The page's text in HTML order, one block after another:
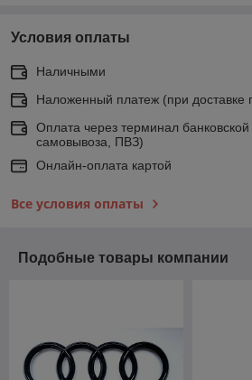
Условия оплаты
Наличными
Наложенный платеж (при доставке
Оплата через терминал банковской
самовывоза, ПВЗ)
Онлайн-оплата картой
Все условия оплаты
Подобные товары компании